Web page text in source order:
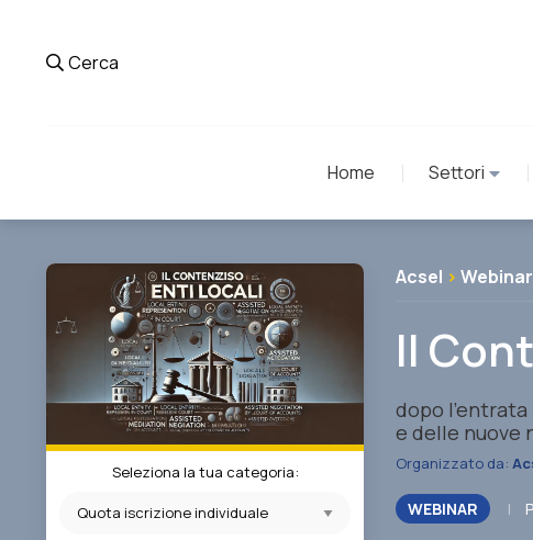
Cerca
Home Settori
Seleziona la tua categoria:
Acsel > Webinar
Il
dopo
e delle nuove
Organizzato da:
WEBINAR |